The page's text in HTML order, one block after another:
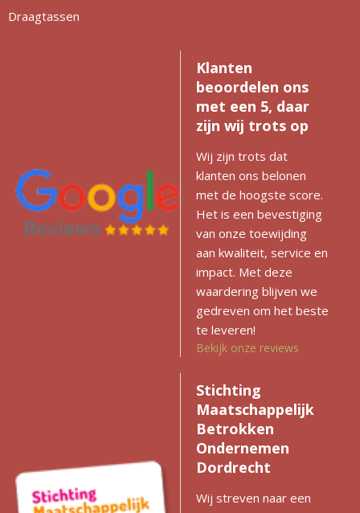
Draagtassen
Klanten
beoordelen ons
met een 5, daar
zijn wij trots op
Wij zijn trots dat
klanten ons belonen
met de hoogste score.
Het is een bevestiging
van onze toewijding
aan kwaliteit, service en
impact. Met deze
waardering blijven we
gedreven om het beste
te leveren!
Bekijk onze reviews
Stichting
Maatschappelijk
Betrokken
Ondernemen
Dordrecht
Wij streven naar een